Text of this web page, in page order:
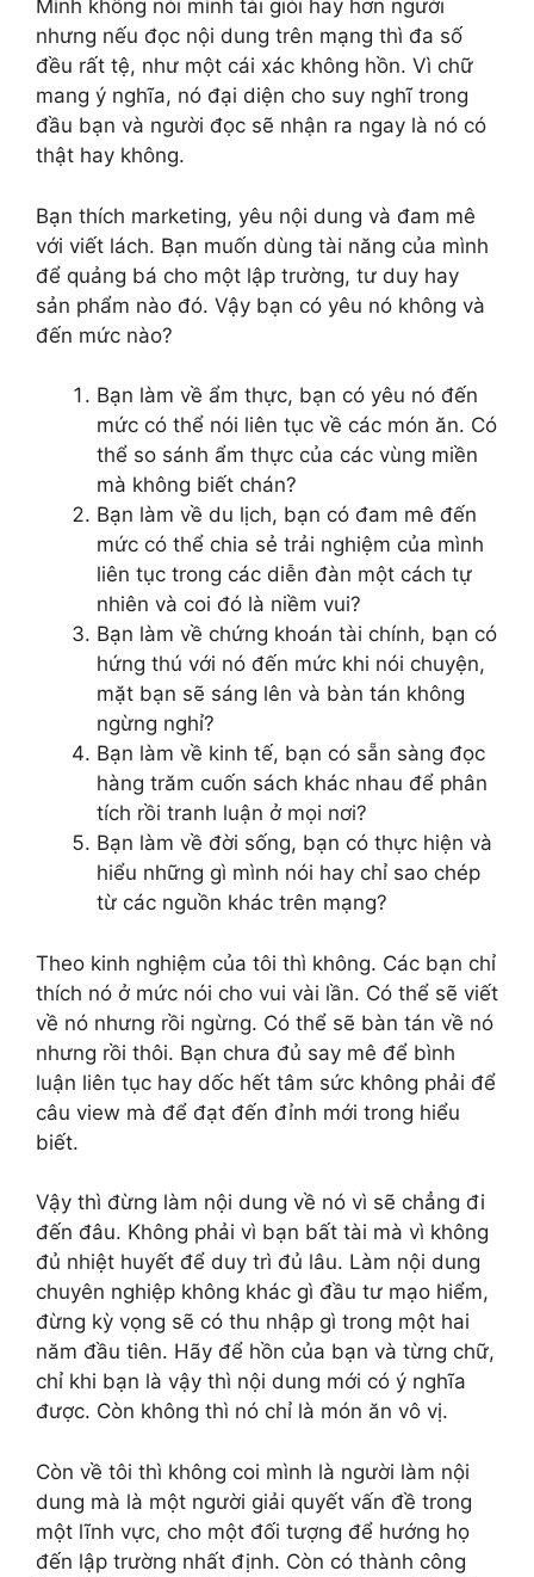
Mình không nói mình tài giỏi hay hơn người
nhưng nếu đọc nội dung trên mạng thì đa số
đều rất tệ, như một cái xác không hồn. Vì chữ
mang ý nghĩa, nó đại diện cho suy nghĩ trong
đầu bạn và người đọc sẽ nhận ra ngay là nó có
thật hay không.
Bạn thích marketing, yêu nội dung và đam mê
với viết lách. Bạn muốn dùng tài năng của mình
để quảng bá cho một lập trường, tư duy hay
sản phẩm nào đó. Vậy bạn có yêu nó không và
đến mức nào?
Bạn làm về ẩm thực, bạn có yêu nó đến
mức có thể nói liên tục về các món ăn. Có
thể so sánh ẩm thực của các vùng miền
mà không biết chán?
Bạn làm về du lịch, bạn có đam mê đến
mức có thể chia sẻ trải nghiệm của mình
liên tục trong các diễn đàn một cách tự
nhiên và coi đó là niềm vui?
Bạn làm về chứng khoán tài chính, bạn có
hứng thú với nó đến mức khi nói chuyện,
mặt bạn sẽ sáng lên và bàn tán không
ngừng nghỉ?
Bạn làm về kinh tế, bạn có sẵn sàng đọc
hàng trăm cuốn sách khác nhau để phân
tích rồi tranh luận ở mọi nơi?
Bạn làm về đời sống, bạn có thực hiện và
hiểu những gì mình nói hay chỉ sao chép
từ các nguồn khác trên mạng?
Theo kinh nghiệm của tôi thì không. Các bạn chỉ
thích nó ở mức nói cho vui vài lần. Có thể sẽ viết
về nó nhưng rồi ngừng. Có thể sẽ bàn tán về nó
nhưng rồi thôi. Bạn chưa đủ say mê để bình
luận liên tục hay dốc hết tâm sức không phải để
câu view mà để đạt đến đỉnh mới trong hiểu
biết.
Vậy thì đừng làm nội dung về nó vì sẽ chẳng đi
đến đâu. Không phải vì bạn bất tài mà vì không
đủ nhiệt huyết để duy trì đủ lâu. Làm nội dung
chuyên nghiệp không khác gì đầu tư mạo hiểm,
đừng kỳ vọng sẽ có thu nhập gì trong một hai
năm đầu tiên. Hãy để hồn của bạn và từng chữ,
chỉ khi bạn là vậy thì nội dung mới có ý nghĩa
được. Còn không thì nó chỉ là món ăn vô vị.
Còn về tôi thì không coi mình là người làm nội
dung mà là một người giải quyết vấn đề trong
một lĩnh vực, cho một đối tượng để hướng họ
đến lập trường nhất định. Còn có thành công